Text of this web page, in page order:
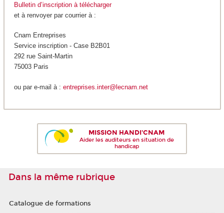
Bulletin d’inscription à télécharger
et à renvoyer par courrier à :
Cnam Entreprises
Service inscription - Case B2B01
292 rue Saint-Martin
75003 Paris
ou par e-mail à : entreprises.inter@lecnam.net
MISSION HANDI'CNAM
Aider les auditeurs en situation de
handicap
Dans la même rubrique
Catalogue de formations